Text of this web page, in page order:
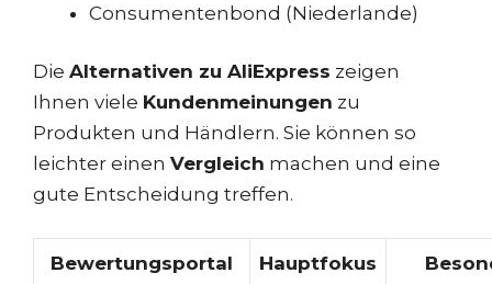
Consumentenbond (Niederlande)
Die Alternativen zu AliExpress zeigen
Ihnen viele Kundenmeinungen zu
Produkten und Händlern. Sie können so
leichter einen Vergleich machen und eine
gute Entscheidung treffen.
Bewertungsportal Hauptfokus